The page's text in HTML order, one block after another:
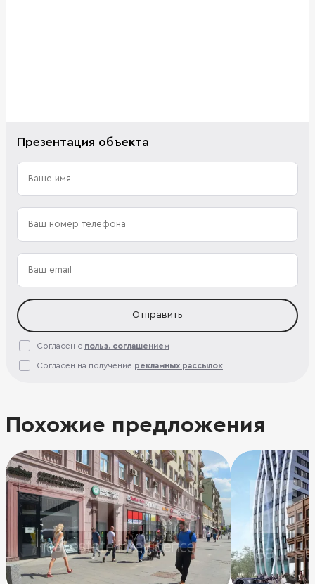
Презентация объекта
Отправить
Согласен с польз. соглашением
Согласен на получение рекламных рассылок
Похожие предложения